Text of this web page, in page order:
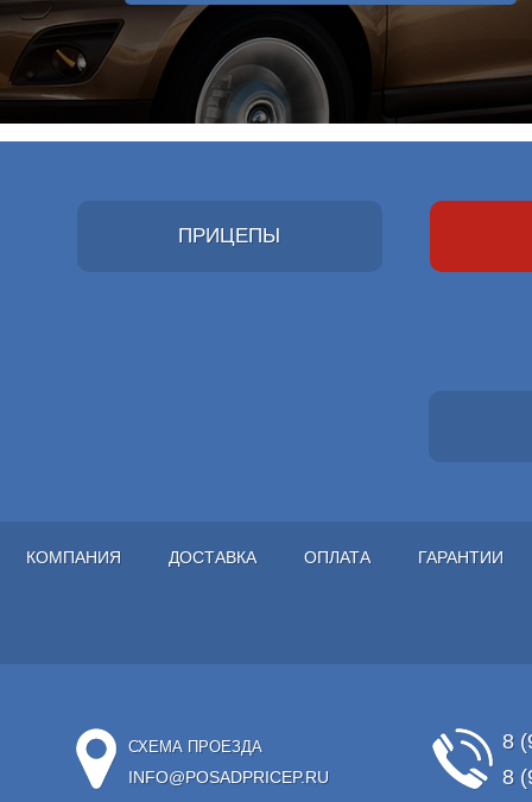
ПРИЦЕПЫ
КОМПАНИЯ ДОСТАВКА ОПЛАТА ГАРАНТИИ
СХЕМА ПРОЕЗДА
INFO@POSADPRICEP.RU
8
8